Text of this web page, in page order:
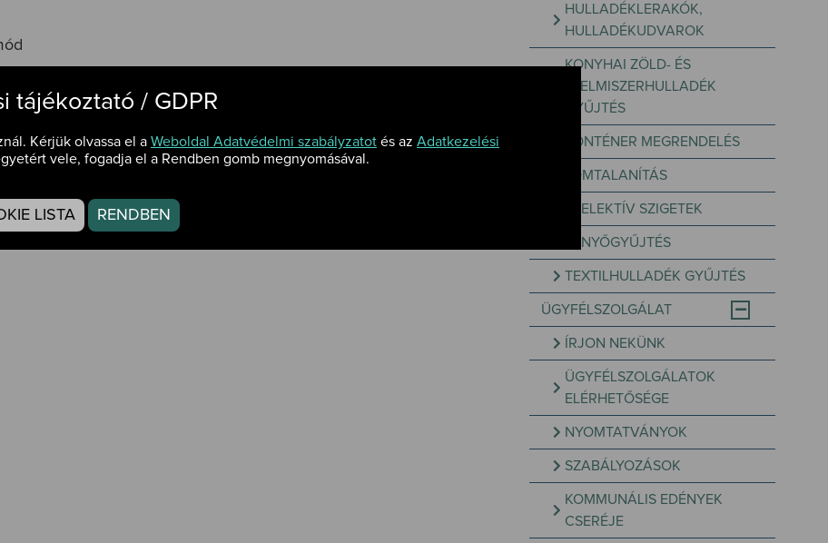
tájékoztató / GDPR
Kérjük olvassa el a Weboldal Adatvédelmi szabályzatot és az Adatkezelési
vele, fogadja el a Rendben gomb megnyomásával.
LISTA RENDBEN
HULLADÉKLERAKÓK,
HULLADÉKUDVAROK
KONYHAI ZÖLD- ÉS
ÉLELMISZERHULLADÉK
GYŰJTÉS
KONTÉNER MEGRENDELÉS
LOMTALANÍTÁS
SZELEKTÍV SZIGETEK
FENYŐGYŰJTÉS
TEXTILHULLADÉK GYŰJTÉS
ÜGYFÉLSZOLGÁLAT
ÍRJON NEKÜNK
ÜGYFÉLSZOLGÁLATOK
ELÉRHETŐSÉGE
NYOMTATVÁNYOK
SZABÁLYOZÁSOK
KOMMUNÁLIS EDÉNYEK
CSERÉJE